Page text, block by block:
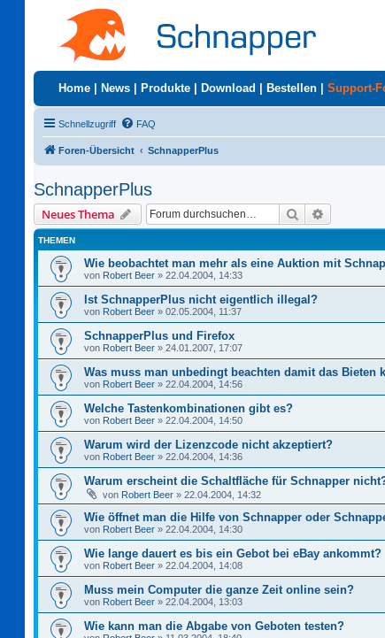
Home News Produkte Download Bestellen Support-
Schnellzugriff FAQ
Foren-Übersicht SchnapperPlus
SchnapperPlus
Neues Thema Suche
THEMEN
Wie beobachtet man mehr als eine Auktion mit
von Robert Beer » 22.04.2004, 14:33
Ist SchnapperPlus nicht eigentlich illegal?
von Robert Beer » 02.05.2004, 11:37
SchnapperPlus und Firefox
von Robert Beer » 24.01.2007, 17:07
Was muss man unbedingt beachten damit das Bieten
von Robert Beer » 22.04.2004, 14:56
Welche Tastenkombinationen gibt es?
von Robert Beer » 22.04.2004, 14:50
Warum wird der Lizenzcode nicht akzeptiert?
von Robert Beer » 22.04.2004, 14:36
Warum erscheint die Schaltfläche für Schnapper
von Robert Beer » 22.04.2004, 14:32
Wie öffnet man die Hilfe von Schnapper oder
von Robert Beer » 22.04.2004, 14:30
Wie lange dauert es bis ein Gebot bei eBay ankommt?
von Robert Beer » 22.04.2004, 14:08
Muss mein Computer die ganze Zeit online sein?
von Robert Beer » 22.04.2004, 13:03
Wie kann man die Abgabe von Geboten testen?